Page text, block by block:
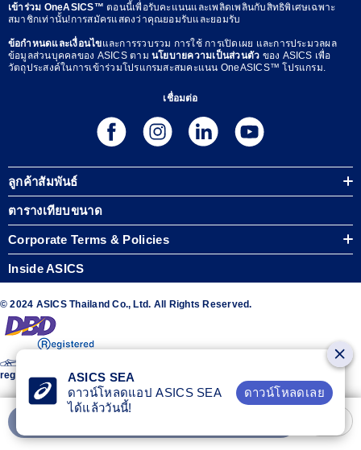
เข้าร่วม OneASICS™ตอนนี้เพื่อรับคะแนนและเพลิดเพลินกับสิทธิพิเศษเฉพาะ
สมาชิกเท่านั้น!การสมัครแสดงว่าคุณยอมรับและยอมรับ
ข้อกำหนดและเงื่อนไขและการรวบรวม การใช้ การเปิดเผย และการประมวลผล
ข้อมูลส่วนบุคคลของ ASICS ตาม นโยบายความเป็นส่วนตัว ของ ASICS เพื่อ
วัตถุประสงค์ในการเข้าร่วมโปรแกรมสะสมคะแนน OneASICS™ โปรแกรม.
เชื่อมต่อ
ลูกค้าสัมพันธ์
ตารางเทียบขนาด
Corporate Terms & Policies
Inside ASICS
© 2024 ASICS Thailand Co., Ltd. All Rights Reserved.
The stripe design featured on the sides of the ASICS® shoes is a
registered trademark of ASICS Corporation
ASICS SEA
ดาวน์โหลดแอป ASICS SEA
ได้แล้ววันนี้!
ดาวน์โหลดเลย